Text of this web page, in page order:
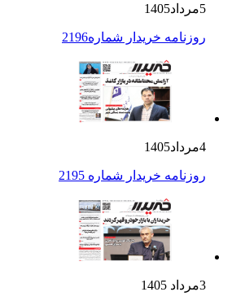
5مرداد1405
روزنامه خریدار شماره2196
4مرداد1405
روزنامه خریدار شماره 2195
3مرداد 1405